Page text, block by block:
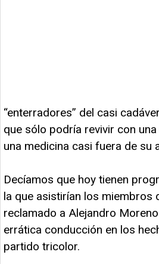
“enterradores” del casi
que sólo podría revivir con
una medicina casi fuera de su
Decíamos que hoy tienen
la que asistirían los miembros
reclamado a Alejandro
errática conducción en los
partido tricolor.